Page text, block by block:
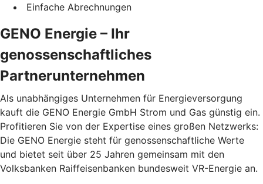
Einfache Abrechnungen
GENO Energie – Ihr
genossenschaftliches
Partnerunternehmen
Als unabhängiges Unternehmen für Energieversorgung
kauft die GENO Energie GmbH Strom und Gas günstig ein.
Profitieren Sie von der Expertise eines großen Netzwerks:
Die GENO Energie steht für genossenschaftliche Werte
und bietet seit über 25 Jahren gemeinsam mit den
Volksbanken Raiffeisenbanken bundesweit VR-Energie an.